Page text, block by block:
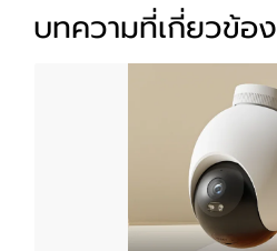
บทความที่เกี่ยวข้อง